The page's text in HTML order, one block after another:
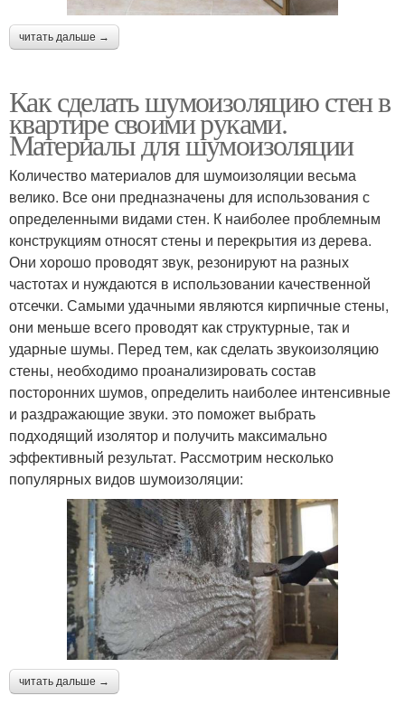
читать дальше →
Как сделать шумоизоляцию стен в
квартире своими руками.
Материалы для шумоизоляции
Количество материалов для шумоизоляции весьма
велико. Все они предназначены для использования с
определенными видами стен. К наиболее проблемным
конструкциям относят стены и перекрытия из дерева.
Они хорошо проводят звук, резонируют на разных
частотах и нуждаются в использовании качественной
отсечки. Самыми удачными являются кирпичные стены,
они меньше всего проводят как структурные, так и
ударные шумы. Перед тем, как сделать звукоизоляцию
стены, необходимо проанализировать состав
посторонних шумов, определить наиболее интенсивные
и раздражающие звуки. это поможет выбрать
подходящий изолятор и получить максимально
эффективный результат. Рассмотрим несколько
популярных видов шумоизоляции:
читать дальше →